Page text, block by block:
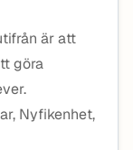
är att
göra
Nyfikenhet,